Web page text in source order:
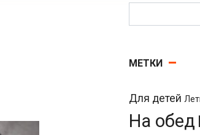
МЕТКИ
Для детей
На обед